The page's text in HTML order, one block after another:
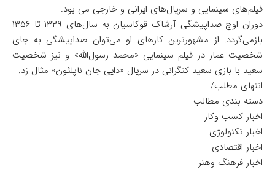
فیلم‌های سینمایی و سریال‌های ایرانی و خارجی می بود.
دوران اوج صداپیشگی آرشاک قوکاسیان به سال‌های ۱۳۳۹ تا ۱۳۵۶
بازمی‌گردد. از مشهورترین کارهای او می‌توان صداپیشگی به جای
شخصیت عمار در فیلم سینمایی «محمد رسول‌الله» و نیز شخصیت
سعید با بازی سعید کنگرانی در سریال «دایی جان ناپلئون» مثال زد.
انتهای مطلب/
دسته بندی مطالب
اخبار کسب وکار
اخبار تکنولوژی
اخبار اقتصادی
اخبار فرهنگ وهنر